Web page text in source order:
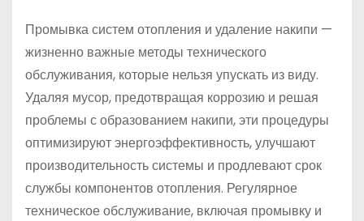
Промывка систем отопления и удаление накипи —
жизненно важные методы технического
обслуживания, которые нельзя упускать из виду.
Удаляя мусор, предотвращая коррозию и решая
проблемы с образованием накипи, эти процедуры
оптимизируют энергоэффективность, улучшают
производительность системы и продлевают срок
службы компонентов отопления. Регулярное
техническое обслуживание, включая промывку и